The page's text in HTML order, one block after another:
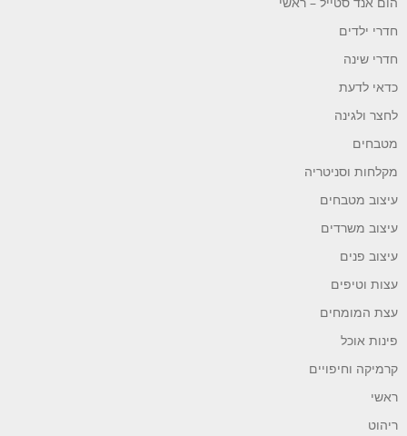
חדרי ילדים
חדרי שינה
כדאי לדעת
לחצר ולגינה
מטבחים
מקלחות וסניטריה
עיצוב מטבחים
עיצוב משרדים
עיצוב פנים
עצות וטיפים
עצת המומחים
פינות אוכל
קרמיקה וחיפויים
ראשי
ריהוט